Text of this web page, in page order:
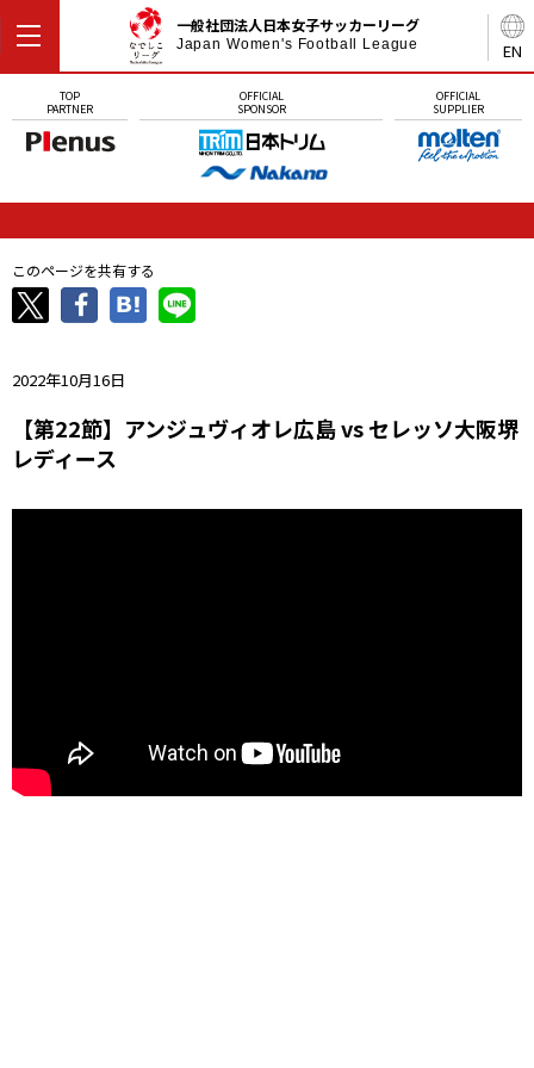
EN
一般社団法人日本女子サッカーリーグ
Japan Women's Football League
TOP
PARTNER
OFFICIAL
SPONSOR
OFFICIAL
SUPPLIER
このページを共有する
2022年10月16日
【第22節】アンジュヴィオレ広島 vs セレッソ大阪堺
レディース